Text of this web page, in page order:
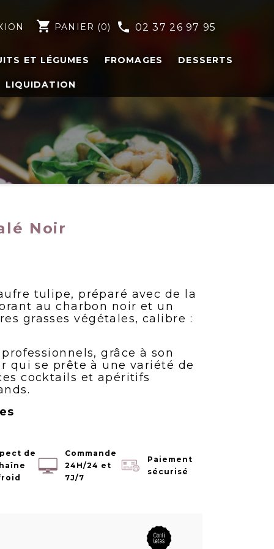
shopping_cart PANIER (0) phone 02 37 26 97 95
ET LÉGUMES FROMAGES DESSERTS
LIQUIDATION
Noir
tulipe, préparé avec de la
au charbon noir et un
grasses végétales, calibre :
grâce à son
qui se prête à une variété de
cocktails et apéritifs
de
Commande
24H/24 et
7J/7
Paiement
sécurisé